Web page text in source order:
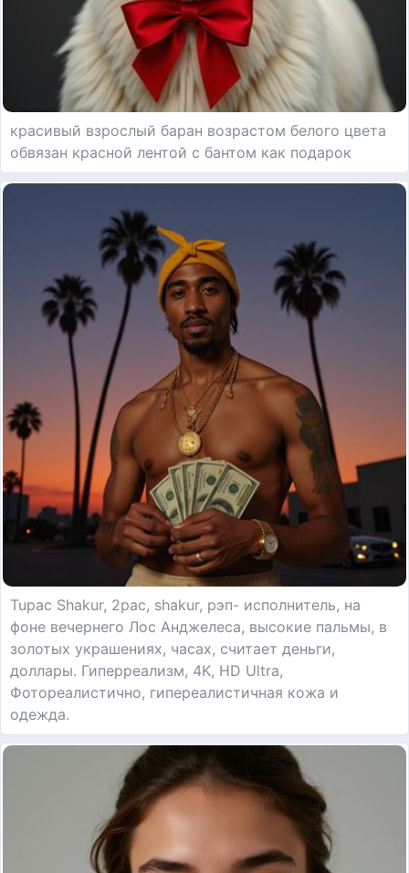
красивый взрослый баран возрастом белого цвета
обвязан красной лентой с бантом как подарок
Tupac Shakur, 2pac, shakur, рэп- исполнитель, на
фоне вечернего Лос Анджелеса, высокие пальмы, в
золотых украшениях, часах, считает деньги,
доллары. Гиперреализм, 4K, HD Ultra,
Фотореалистично, гипереалистичная кожа и
одежда.